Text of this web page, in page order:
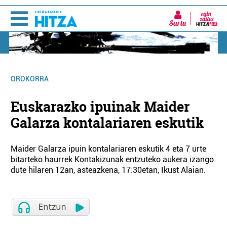
Sartu
OROKORRA
Euskarazko ipuinak Maider
Galarza kontalariaren eskutik
Maider Galarza ipuin kontalariaren eskutik 4 eta 7 urte
bitarteko haurrek Kontakizunak entzuteko aukera izango
dute hilaren 12an, asteazkena, 17:30etan, Ikust Alaian.